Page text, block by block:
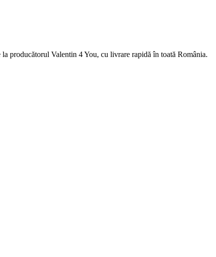
Valentin 4 You, cu livrare rapidă în toată România.